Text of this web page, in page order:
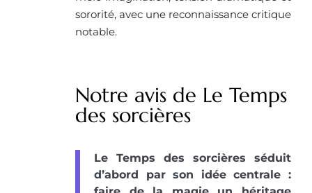
sororité, avec une reconnaissance critique
notable.
Notre avis de Le Temps
des sorcières
Le Temps des sorcières séduit
d’abord par son idée centrale :